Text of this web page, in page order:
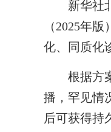
新华社北
（2025年
化、同质化
根据方
播，罕见情
后可获得持